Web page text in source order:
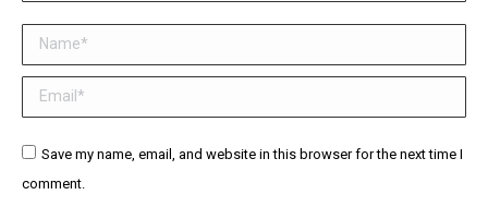
Name *
Email *
Website
Save my name, email, and website in this browser for the next time I
comment.